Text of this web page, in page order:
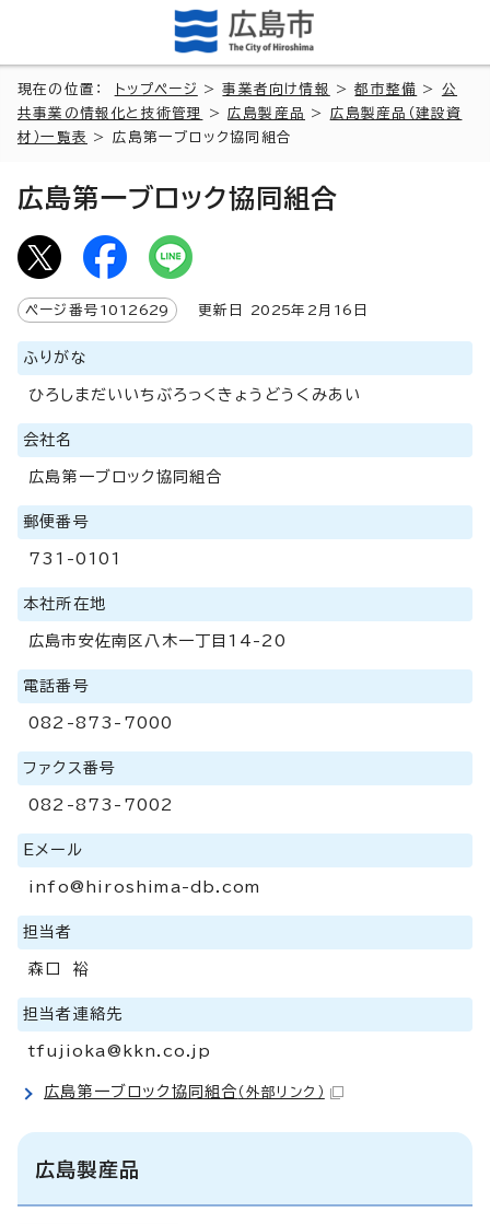
現在の位置： トップページ >事業者向け情報 >都市整備 > 公
共事業の情報化と技術管理
>広島製産品 > 広島製産品（建設資
材）一覧表
> 広島第一ブロック協同組合
広島第一ブロック協同組合
ページ番号 1012629 更新日 2025年2月 16 日
ふりがな
ひろしまだいいちぶろっくきょうどうくみあい
会社名
広島第一ブロック協同組合
郵便番号
731-0101
本社所在地
広島市安佐南区八木一丁目14-20
電話番号
082-873-7000
ファクス番号
082-873-7002
Eメール
info@hiroshima-db.com
担当者
森口 裕
担当者連絡先
tfujioka@kkn.co.jp
広島第一ブロック協同組合 （外部リンク）
広島製産品